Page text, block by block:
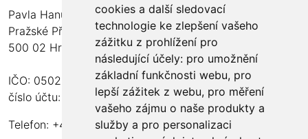
cookies a další sledovací
technologie ke zlepšení vašeho
zážitku z prohlížení pro
následující účely: pro umožnění
základní funkčnosti webu, pro
lepší zážitek z webu, pro měření
vašeho zájmu o naše produkty a
služby a pro personalizaci
Pavla Hanuše 252
Pražské Předměstí
500 02 Hradec Králové
IČO: 05024676
číslo účtu: 2600989157/2010
Telefon: +420 737 982 070